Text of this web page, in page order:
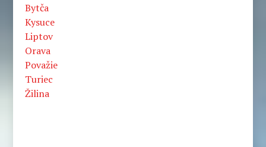
Bytča
Kysuce
Liptov
Orava
Považie
Turiec
Žilina